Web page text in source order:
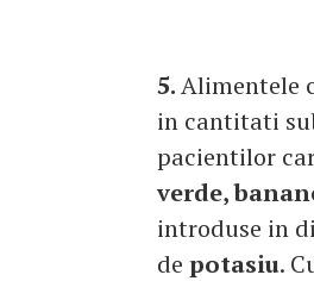
5.Alimentele
in cantitati
pacientilor
verde,
introduse in
de potasiu.